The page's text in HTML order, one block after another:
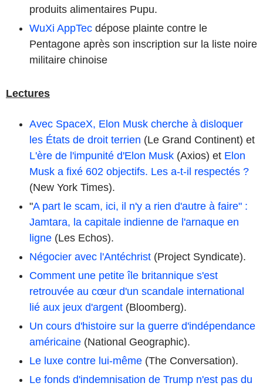
produits alimentaires Pupu.
WuXi AppTec dépose plainte contre le
Pentagone après son inscription sur la liste noire
militaire chinoise
Lectures
Avec SpaceX, Elon Musk cherche à disloquer
les États de droit terrien (Le Grand Continent) et
L'ère de l'impunité d'Elon Musk (Axios) et Elon
Musk a fixé 602 objectifs. Les a-t-il respectés ?
(New York Times).
"A part le scam, ici, il n'y a rien d'autre à faire" :
Jamtara, la capitale indienne de l'arnaque en
ligne (Les Echos).
Négocier avec l'Antéchrist (Project Syndicate).
Comment une petite île britannique s'est
retrouvée au cœur d'un scandale international
lié aux jeux d'argent (Bloomberg).
Un cours d'histoire sur la guerre d'indépendance
américaine (National Geographic).
Le luxe contre lui-même (The Conversation).
Le fonds d'indemnisation de Trump n'est pas du